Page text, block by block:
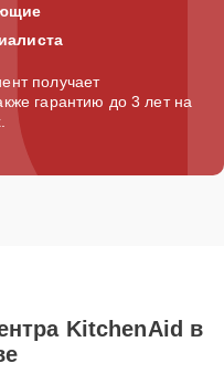
получает
гарантию до 3 лет на
KitchenAid в